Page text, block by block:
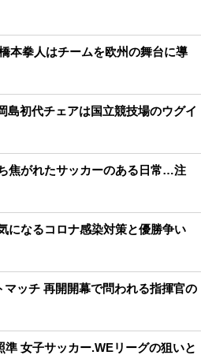
本拳人はチームを欧州の舞台に導
島初代チェアは国立競技場のウグイ
焦がれたサッカーのある日常…注
になるコロナ感染対策と優勝争い
マッチ 再開開幕で問われる指揮官の
準 女子サッカー.WEリーグの狙いと